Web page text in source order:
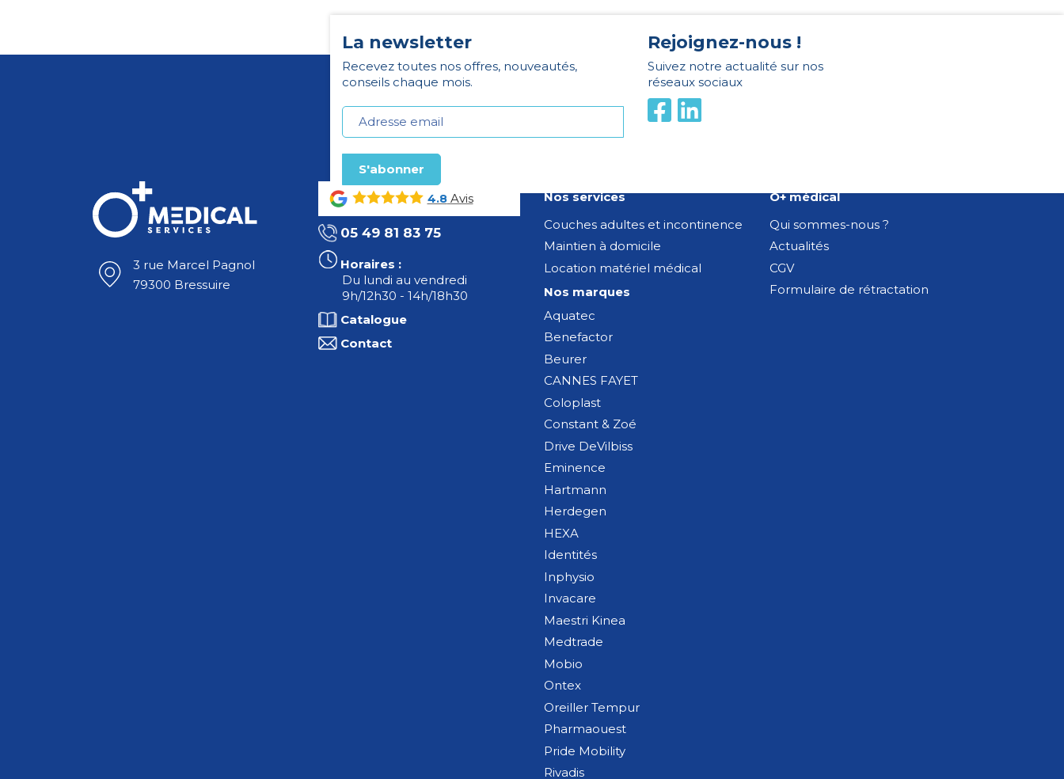
La newsletter
Recevez toutes nos offres, nouveautés,
conseils chaque mois.
Rejoignez-nous !
Suivez notre actualité sur nos
réseaux sociaux
3 rue Marcel Pagnol
79300 Bressuire
4.8Avis
05 49 81 83 75
Horaires :
Du lundi au vendredi
9h/12h30 - 14h/18h30
Catalogue
Contact
Nos services
Couches adultes et incontinence
Maintien à domicile
Location matériel médical
Nos marques
Aquatec
Benefactor
Beurer
CANNES FAYET
Coloplast
Constant & Zoé
Drive DeVilbiss
Eminence
Hartmann
Herdegen
HEXA
Identités
Inphysio
Invacare
Maestri Kinea
Medtrade
Mobio
Ontex
Oreiller Tempur
Pharmaouest
Pride Mobility
Rivadis
O+ médical
Qui sommes-nous ?
Actualités
CGV
Formulaire de rétractation